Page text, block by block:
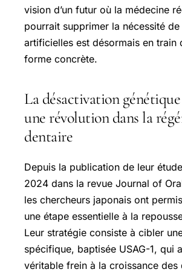
vision d’un futur où la médecine
pourrait supprimer la nécessité
artificielles est désormais en train
forme concrète.
La désactivation génétique
une révolution dans la
dentaire
Depuis la publication de leur
2024 dans la revue Journal of
les chercheurs japonais ont
une étape essentielle à la
Leur stratégie consiste à cibler
spécifique, baptisée USAG-1, qui
véritable frein à la croissance des